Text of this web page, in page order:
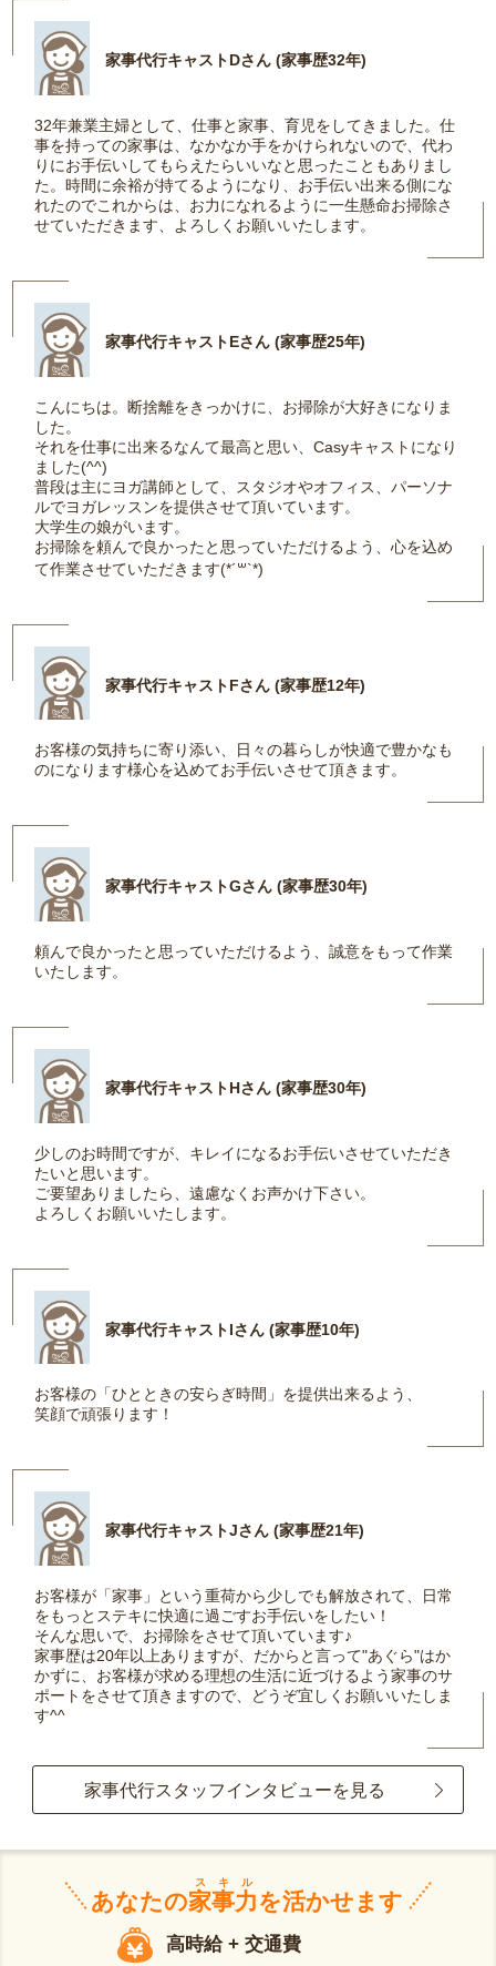
家事代行キャストDさん (家事歴32年)
32年兼業主婦として、仕事と家事、育児をしてきました。仕
事を持っての家事は、なかなか手をかけられないので、代わ
りにお手伝いしてもらえたらいいなと思ったこともありまし
た。時間に余裕が持てるようになり、お手伝い出来る側にな
れたのでこれからは、お力になれるように一生懸命お掃除さ
せていただきます、よろしくお願いいたします。
家事代行キャストEさん (家事歴25年)
こんにちは。断捨離をきっかけに、お掃除が大好きになりま
した。
それを仕事に出来るなんて最高と思い、Casyキャストになり
ました(^^)
普段は主にヨガ講師として、スタジオやオフィス、パーソナ
ルでヨガレッスンを提供させて頂いています。
大学生の娘がいます。
お掃除を頼んで良かったと思っていただけるよう、心を込め
て作業させていただきます(*´꒳`*)
家事代行キャストFさん (家事歴12年)
お客様の気持ちに寄り添い、日々の暮らしが快適で豊かなも
のになります様心を込めてお手伝いさせて頂きます。
家事代行キャストGさん (家事歴30年)
頼んで良かったと思っていただけるよう、誠意をもって作業
いたします。
家事代行キャストHさん (家事歴30年)
少しのお時間ですが、キレイになるお手伝いさせていただき
たいと思います。
ご要望ありましたら、遠慮なくお声かけ下さい。
よろしくお願いいたします。
家事代行キャストIさん (家事歴10年)
お客様の「ひとときの安らぎ時間」を提供出来るよう、
笑顔で頑張ります！
家事代行キャストJさん (家事歴21年)
お客様が「家事」という重荷から少しでも解放されて、日常
をもっとステキに快適に過ごすお手伝いをしたい！
そんな思いで、お掃除をさせて頂いています♪
家事歴は20年以上ありますが、だからと言って"あぐら"はか
かずに、お客様が求める理想の生活に近づけるよう家事のサ
ポートをさせて頂きますので、どうぞ宜しくお願いいたしま
す^^
家事代行スタッフインタビューを見る
あなたの家事力
スキル
を活かせます
高時給 + 交通費